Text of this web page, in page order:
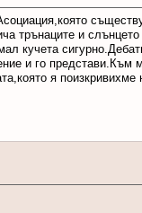
трънаците и
и го
я поизкривихме